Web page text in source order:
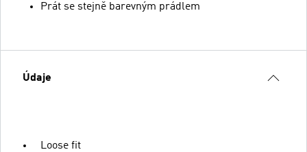
Prát se stejně barevným prádlem
Údaje
Loose fit